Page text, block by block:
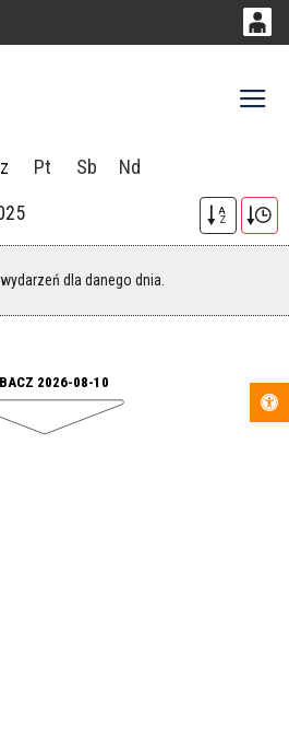
Otwórz
Pt Sb
Nd
A
Z
wydarzeń dla danego dnia.
2026-08-10